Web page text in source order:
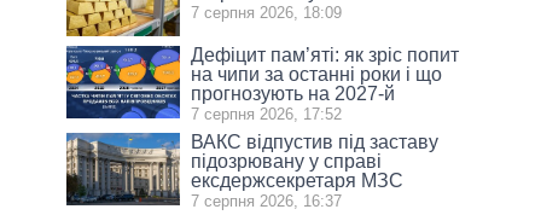
7 серпня 2026, 18:09
Дефіцит пам’яті: як зріс попит
на чипи за останні роки і що
прогнозують на 2027-й
7 серпня 2026, 17:52
ВАКС відпустив під заставу
підозрювану у справі
ексдержсекретаря МЗС
7 серпня 2026, 16:37